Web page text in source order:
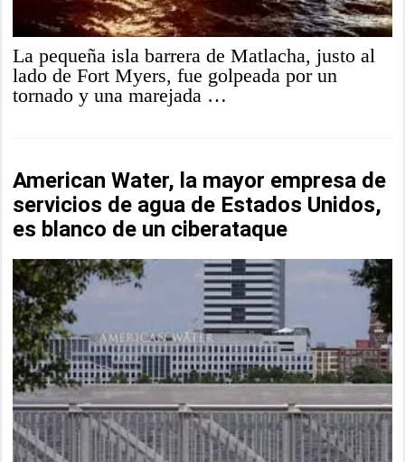
La pequeña isla barrera de Matlacha, justo al
lado de Fort Myers, fue golpeada por un
tornado y una marejada …
American Water, la mayor empresa de
servicios de agua de Estados Unidos,
es blanco de un ciberataque